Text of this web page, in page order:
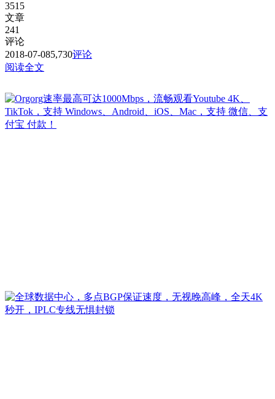
3515
文章
241
评论
2018-07-085,730评论
阅读全文